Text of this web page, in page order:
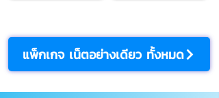
แพ็กเกจ เน็ตอย่างเดียว ทั้งหมด